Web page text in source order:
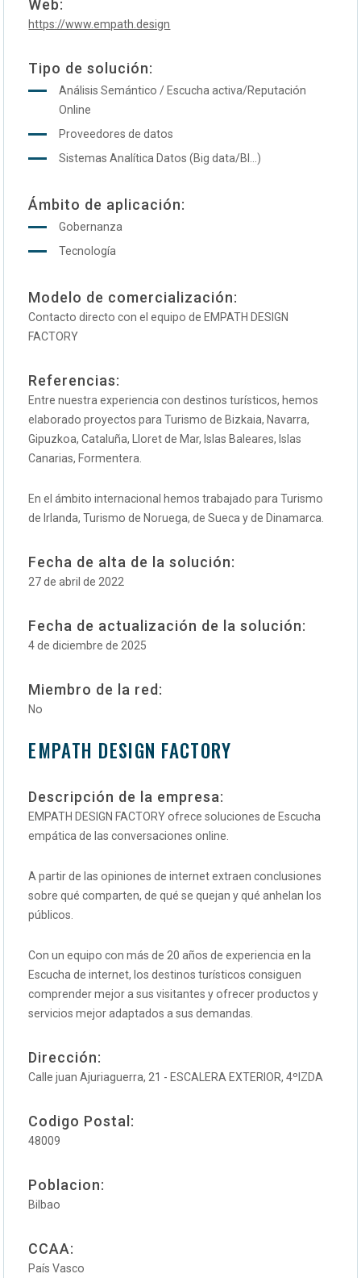
Web:
https://www.empath.design
Tipo de solución:
Análisis Semántico / Escucha activa/Reputación
Online
Proveedores de datos
Sistemas Analítica Datos (Big data/BI...)
Ámbito de aplicación:
Gobernanza
Tecnología
Modelo de comercialización:
Contacto directo con el equipo de EMPATH DESIGN
FACTORY
Referencias:
Entre nuestra experiencia con destinos turísticos, hemos
elaborado proyectos para Turismo de Bizkaia, Navarra,
Gipuzkoa, Cataluña, Lloret de Mar, Islas Baleares, Islas
Canarias, Formentera.
En el ámbito internacional hemos trabajado para Turismo
de Irlanda, Turismo de Noruega, de Sueca y de Dinamarca.
Fecha de alta de la solución:
27 de abril de 2022
Fecha de actualización de la solución:
4 de diciembre de 2025
Miembro de la red:
No
EMPATH DESIGN FACTORY
Descripción de la empresa:
EMPATH DESIGN FACTORY ofrece soluciones de Escucha
empática de las conversaciones online.
A partir de las opiniones de internet extraen conclusiones
sobre qué comparten, de qué se quejan y qué anhelan los
públicos.
Con un equipo con más de 20 años de experiencia en la
Escucha de internet, los destinos turísticos consiguen
comprender mejor a sus visitantes y ofrecer productos y
servicios mejor adaptados a sus demandas.
Dirección:
Calle juan Ajuriaguerra, 21 - ESCALERA EXTERIOR, 4ºIZDA
Codigo Postal:
48009
Poblacion:
Bilbao
CCAA:
País Vasco